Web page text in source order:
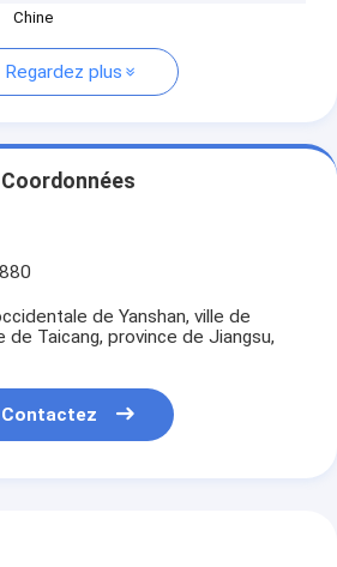
Chine
Regardez plus
Coordonnées
de Yanshan, ville de
de Taicang, province de Jiangsu,
Contactez